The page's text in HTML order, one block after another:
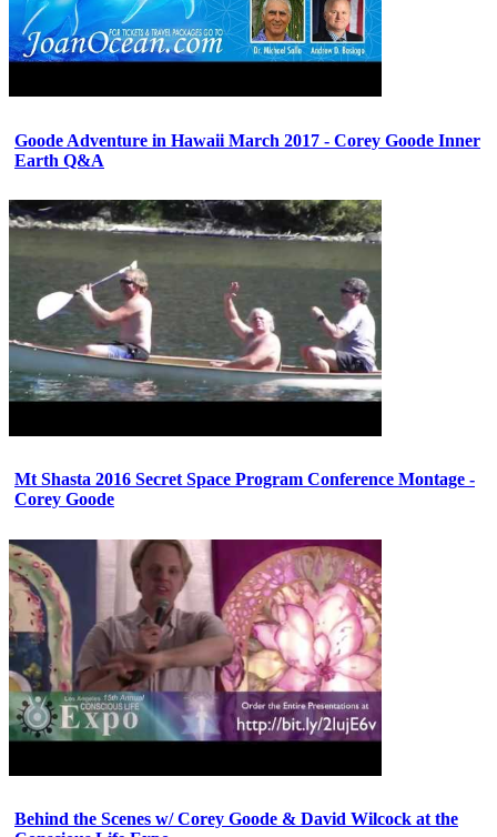
Goode Adventure in Hawaii March 2017 - Corey Goode Inner
Earth Q&A
Mt Shasta 2016 Secret Space Program Conference Montage -
Corey Goode
Behind the Scenes w/ Corey Goode & David Wilcock at the